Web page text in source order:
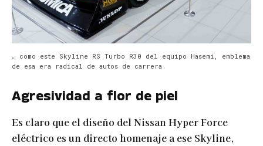
… como este Skyline RS Turbo R30 del equipo Hasemi, emblema
de esa era radical de autos de carrera.
Agresividad a flor de piel
Es claro que el diseño del Nissan Hyper Force
eléctrico es un directo homenaje a ese Skyline,